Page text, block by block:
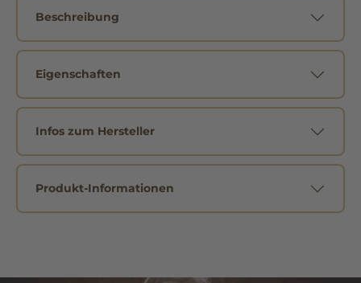
Beschreibung
Eigenschaften
Infos zum Hersteller
Produkt-Informationen